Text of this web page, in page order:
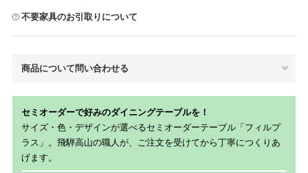
不要家具のお引取りについて
商品について問い合わせる
セミオーダーで好みのダイニングテーブルを！
サイズ・色・デザインが選べるセミオーダーテーブル「フィルプ
ラス」。飛騨高山の職人が、ご注文を受けてから丁寧につくりあ
げます。